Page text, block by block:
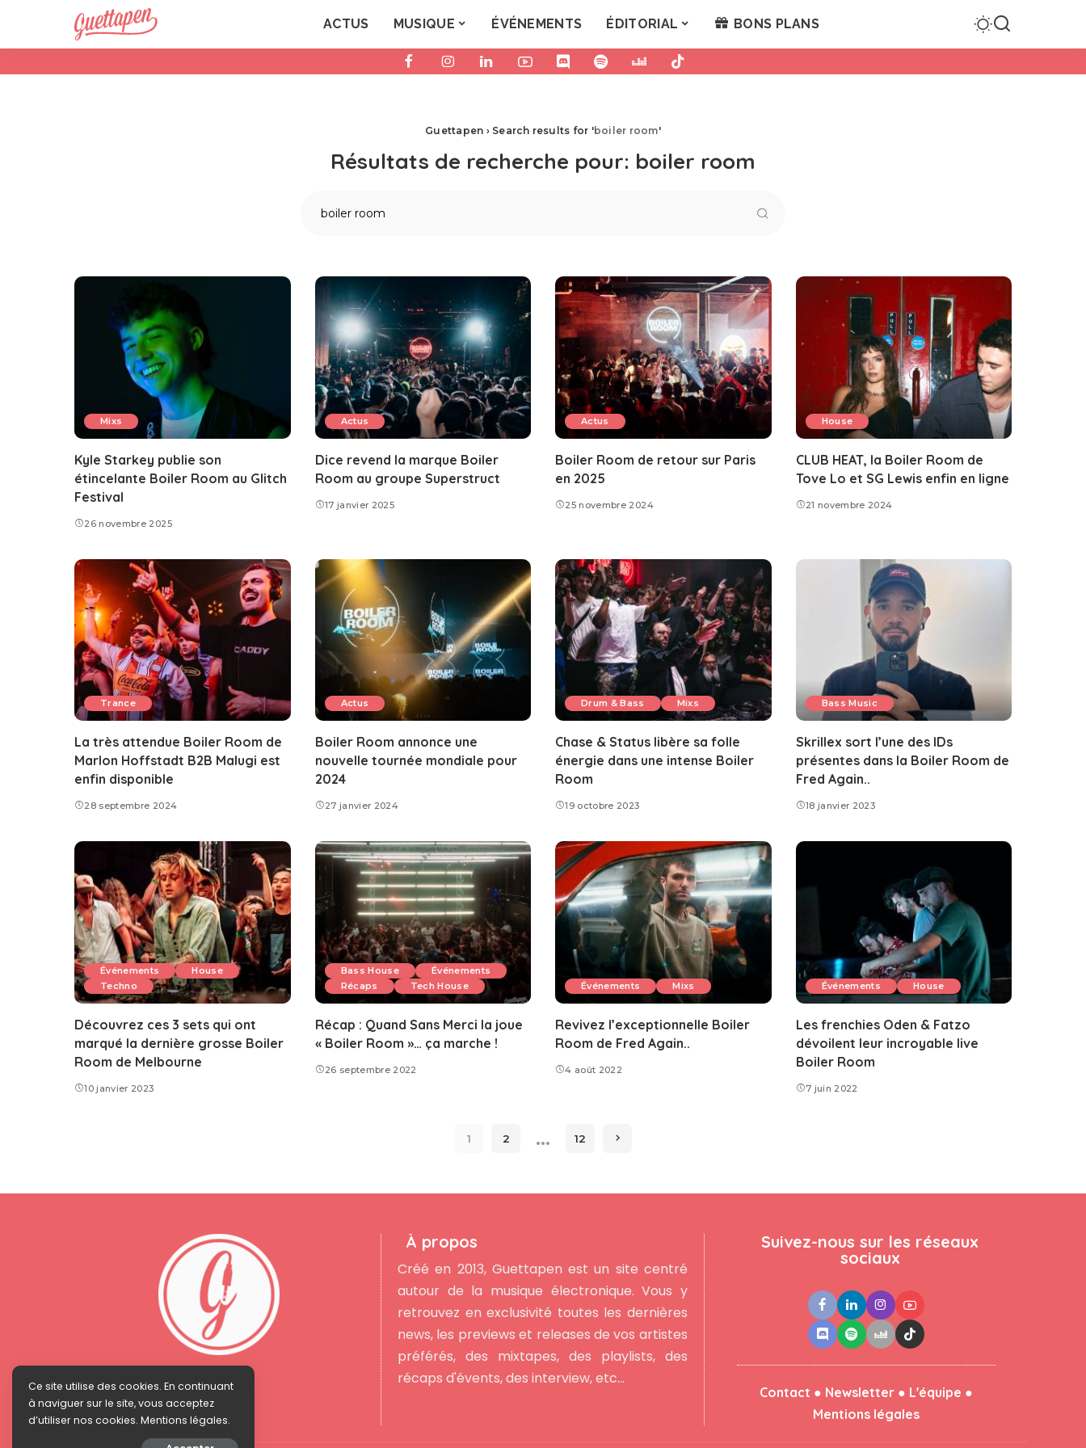
ACTUS MUSIQUE ÉVÉNEMENTS ÉDITORIAL BONS PLANS
Guettapen › Search results for 'boiler room'
Résultats de recherche pour: boiler room
Mixs
Kyle Starkey publie son
étincelante Boiler Room au Glitch
Festival
26 novembre 2025
Actus
Dice revend la marque Boiler
Room au groupe Superstruct
17 janvier 2025
Actus
Boiler Room de retour sur Paris
en 2025
25 novembre 2024
House
CLUB HEAT, la Boiler Room de
Tove Lo et SG Lewis enfin en ligne
21 novembre 2024
Trance
La très attendue Boiler Room de
Marlon Hoffstadt B2B Malugi est
enfin disponible
28 septembre 2024
Actus
Boiler Room annonce une
nouvelle tournée mondiale pour
2024
27 janvier 2024
Drum & Bass Mixs
Chase & Status libère sa folle
énergie dans une intense Boiler
Room
19 octobre 2023
Bass Music
Skrillex sort l’une des IDs
présentes dans la Boiler Room de
Fred Again..
18 janvier 2023
Événements
House
Techno
Découvrez ces 3 sets qui ont
marqué la dernière grosse Boiler
Room de Melbourne
10 janvier 2023
Bass House
Événements
Récaps
Tech House
Récap : Quand Sans Merci la joue
« Boiler Room »… ça marche !
26 septembre 2022
Événements Mixs
Revivez l’exceptionnelle Boiler
Room de Fred Again..
4 août 2022
Événements House
Les frenchies Oden & Fatzo
dévoilent leur incroyable live
Boiler Room
7 juin 2022
1 2 … 12
À propos
Créé en 2013, Guettapen est un site centré
autour de la musique électronique. Vous y
retrouvez en exclusivité toutes les dernières
news, les previews et releases de vos artistes
préférés, des mixtapes, des playlists, des
récaps d'évents, des interview, etc...
Suivez-nous sur les réseaux
sociaux
Contact ● Newsletter ● L'équipe ●
Mentions légales
Ce site utilise des cookies. En continuant
à naviguer sur le site, vous acceptez
d’utiliser nos cookies. Mentions légales.